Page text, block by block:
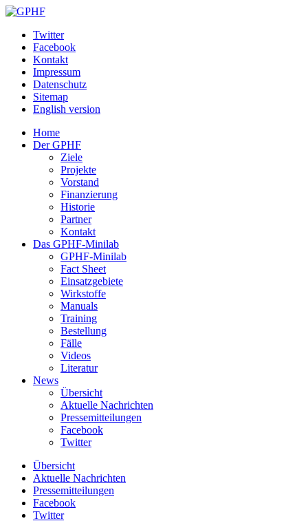
Twitter
Facebook
Kontakt
Impressum
Datenschutz
Sitemap
English version
Home
Der GPHF
Ziele
Projekte
Vorstand
Finanzierung
Historie
Partner
Kontakt
Das GPHF-Minilab
GPHF-Minilab
Fact Sheet
Einsatzgebiete
Wirkstoffe
Manuals
Training
Bestellung
Fälle
Videos
Literatur
News
Übersicht
Aktuelle Nachrichten
Pressemitteilungen
Facebook
Twitter
Übersicht
Aktuelle Nachrichten
Pressemitteilungen
Facebook
Twitter